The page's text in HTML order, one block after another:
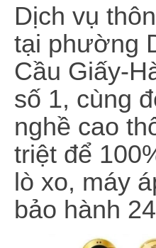
Dịch vụ
tại phường
Cầu Giấy-
số 1, cùng
nghề cao
triệt để
lò xo, máy
bảo hành